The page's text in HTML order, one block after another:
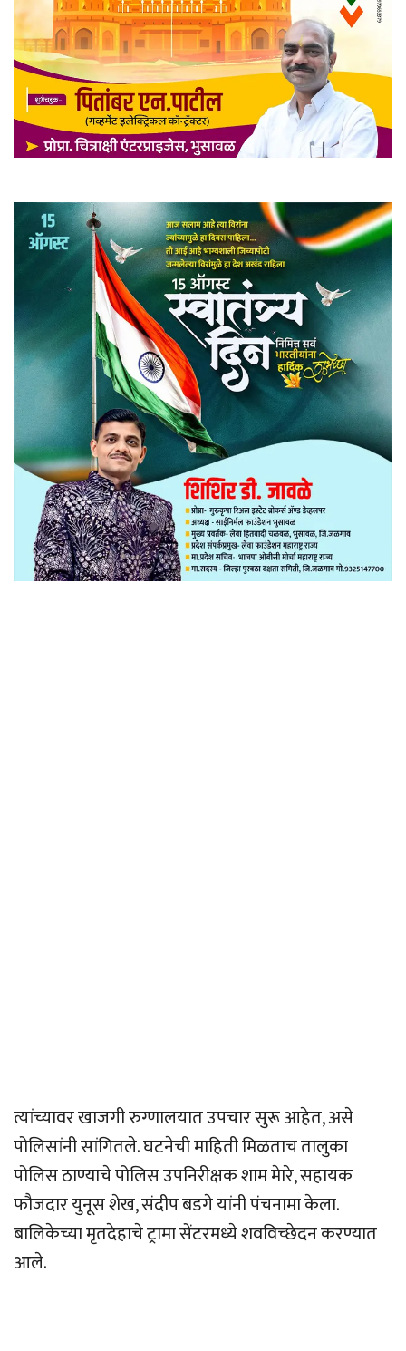
त्यांच्यावर खाजगी रुग्णालयात उपचार सुरू आहेत, असे
पोलिसांनी सांगितले. घटनेची माहिती मिळताच तालुका
पोलिस ठाण्याचे पोलिस उपनिरीक्षक शाम मेारे, सहायक
फौजदार युनूस शेख, संदीप बडगे यांनी पंचनामा केला.
बालिकेच्या मृतदेहाचे ट्रामा सेंटरमध्ये शवविच्छेदन करण्यात
आले.